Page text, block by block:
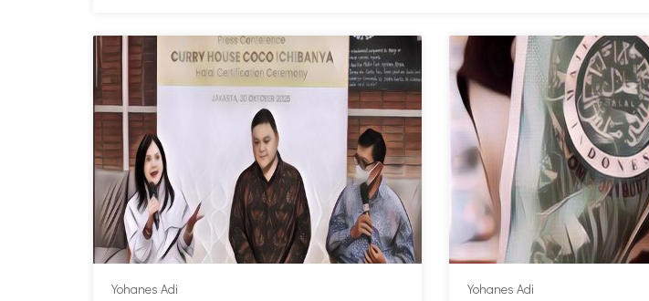
Yohanes Adi Yohanes Adi